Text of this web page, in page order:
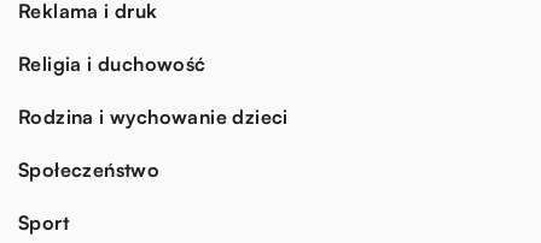
Reklama i druk
Religia i duchowość
Rodzina i wychowanie dzieci
Społeczeństwo
Sport